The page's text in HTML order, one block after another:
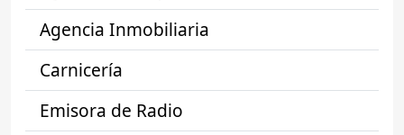
Agencia Inmobiliaria
Carnicería
Emisora de Radio